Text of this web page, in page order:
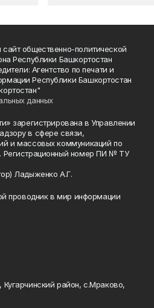
общественно-политической
Республики Башкортостан
Агентство по печати и
Республики Башкортостан
данных
зарегистрирована в Управлении
в сфере связи,
и массовых коммуникаций по
Регистрационный номер ПИ № ТУ
Ладыженко А.Г.
проводник в мир информации
район, с.Мраково,